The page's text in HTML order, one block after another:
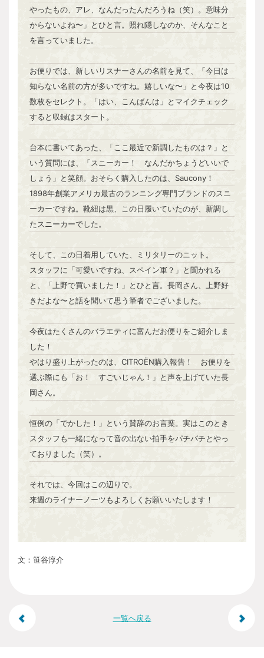
やったもの、アレ、なんだったんだろうね（笑）。意味分
からないよね〜」とひと言。照れ隠しなのか、そんなこと
を言っていました。
お便りでは、新しいリスナーさんの名前を見て、「今日は
知らない名前の方が多いですね。嬉しいな〜」と今夜は10
数枚をセレクト。「はい、こんばんは」とマイクチェック
すると収録はスタート。
台本に書いてあった、「ここ最近で新調したものは？」と
いう質問には、「スニーカー！ なんだかちょうどいいで
しょう」と笑顔。おそらく購入したのは、Saucony！
1898年創業アメリカ最古のランニング専門ブランドのスニ
ーカーですね。靴紐は黒、この日履いていたのが、新調し
たスニーカーでした。
そして、この日着用していた、ミリタリーのニット。
スタッフに「可愛いですね、スペイン軍？」と聞かれる
と、「上野で買いました！」とひと言。長岡さん、上野好
きだよな〜と話を聞いて思う筆者でございました。
今夜はたくさんのバラエティに富んだお便りをご紹介しま
した！
やはり盛り上がったのは、CITROËN購入報告！ お便りを
選ぶ際にも「お！ すごいじゃん！」と声を上げていた長
岡さん。
恒例の「でかした！」という賛辞のお言葉。実はこのとき
スタッフも一緒になって音の出ない拍手をパチパチとやっ
ておりました（笑）。
それでは、今回はこの辺りで。
来週のライナーノーツもよろしくお願いいたします！
文：笹谷淳介
投
一覧へ戻る